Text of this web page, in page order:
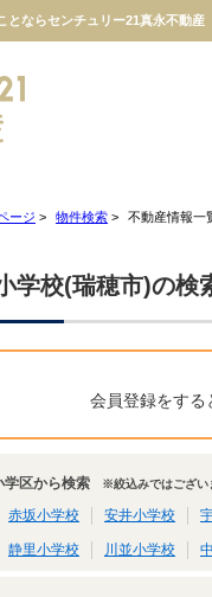
とならセンチュリー21真永不動産
ージ > 物件検索 > 不動産情報一
学校(瑞穂市)の検
会員登録をする
学区から検索 ※絞込みではござい
赤坂小学校 安井小学校
静里小学校 川並小学校